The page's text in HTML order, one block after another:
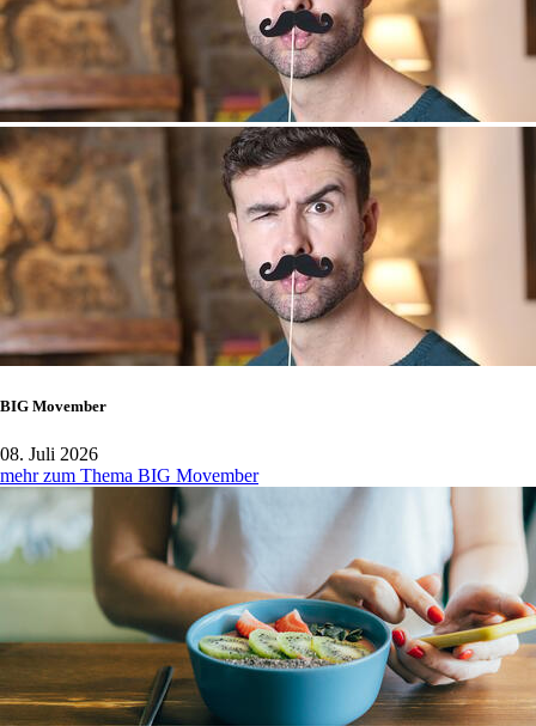
BIG Movember
08. Juli 2026
mehr zum Thema BIG Movember